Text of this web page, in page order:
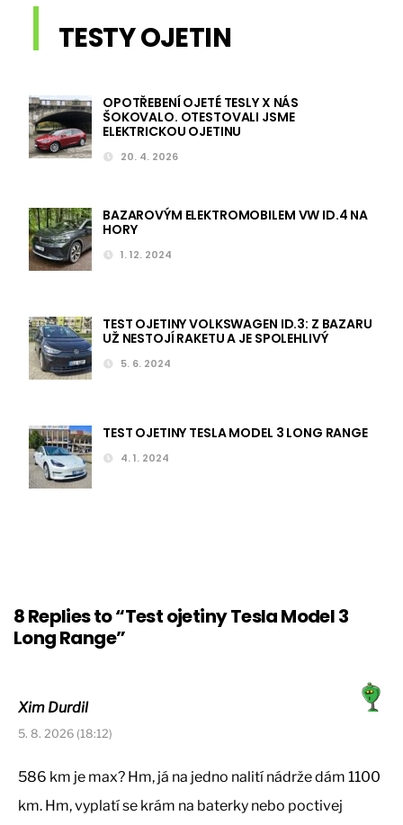
TESTY OJETIN
OPOTŘEBENÍ OJETÉ TESLY X NÁS
ŠOKOVALO. OTESTOVALI JSME
ELEKTRICKOU OJETINU
20. 4. 2026
BAZAROVÝM ELEKTROMOBILEM VW ID.4 NA
HORY
1. 12. 2024
TEST OJETINY VOLKSWAGEN ID.3: Z BAZARU
UŽ NESTOJÍ RAKETU A JE SPOLEHLIVÝ
5. 6. 2024
TEST OJETINY TESLA MODEL 3 LONG RANGE
4. 1. 2024
8 Replies to “Test ojetiny Tesla Model 3
Long Range”
Xim Durdil
5. 8. 2026 (18:12)
586 km je max? Hm, já na jedno nalití nádrže dám 1100
km. Hm, vyplatí se krám na baterky nebo poctivej